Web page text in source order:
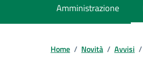
Amministrazione
Home / Novità / Avvisi /